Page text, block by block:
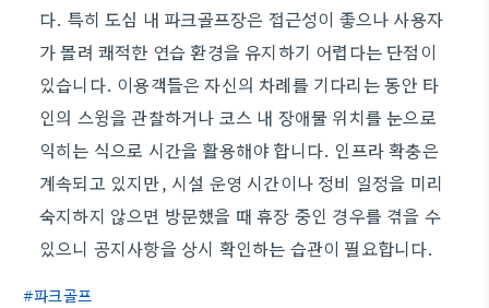
다. 특히 도심 내 파크골프장은 접근성이 좋으나 사용자
가 몰려 쾌적한 연습 환경을 유지하기 어렵다는 단점이
있습니다. 이용객들은 자신의 차례를 기다리는 동안 타
인의 스윙을 관찰하거나 코스 내 장애물 위치를 눈으로
익히는 식으로 시간을 활용해야 합니다. 인프라 확충은
계속되고 있지만, 시설 운영 시간이나 정비 일정을 미리
숙지하지 않으면 방문했을 때 휴장 중인 경우를 겪을 수
있으니 공지사항을 상시 확인하는 습관이 필요합니다.
파크골프